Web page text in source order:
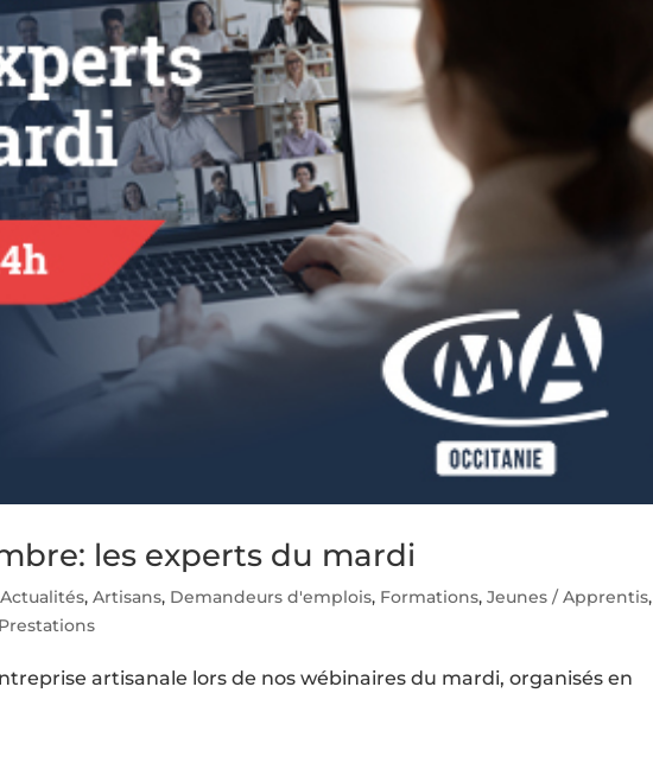
les experts du mardi
Actualités,Artisans, Demandeurs d'emplois, Formations,Jeunes / Apprentis,
Prestations
artisanale lors de nos wébinaires du mardi, organisés en